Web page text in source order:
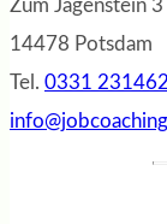
Zum Jagenstein 3
14478 Potsdam
Tel. 0331